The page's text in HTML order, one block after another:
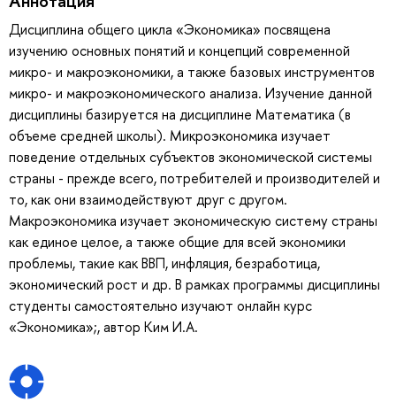
Дисциплина общего цикла «Экономика» посвящена
изучению основных понятий и концепций современной
микро- и макроэкономики, а также базовых инструментов
микро- и макроэкономического анализа. Изучение данной
дисциплины базируется на дисциплине Математика (в
объеме средней школы). Микроэкономика изучает
поведение отдельных субъектов экономической системы
страны - прежде всего, потребителей и производителей и
то, как они взаимодействуют друг с другом.
Макроэкономика изучает экономическую систему страны
как единое целое, а также общие для всей экономики
проблемы, такие как ВВП, инфляция, безработица,
экономический рост и др. В рамках программы дисциплины
студенты самостоятельно изучают онлайн курс
«Экономика»;, автор Ким И.А.